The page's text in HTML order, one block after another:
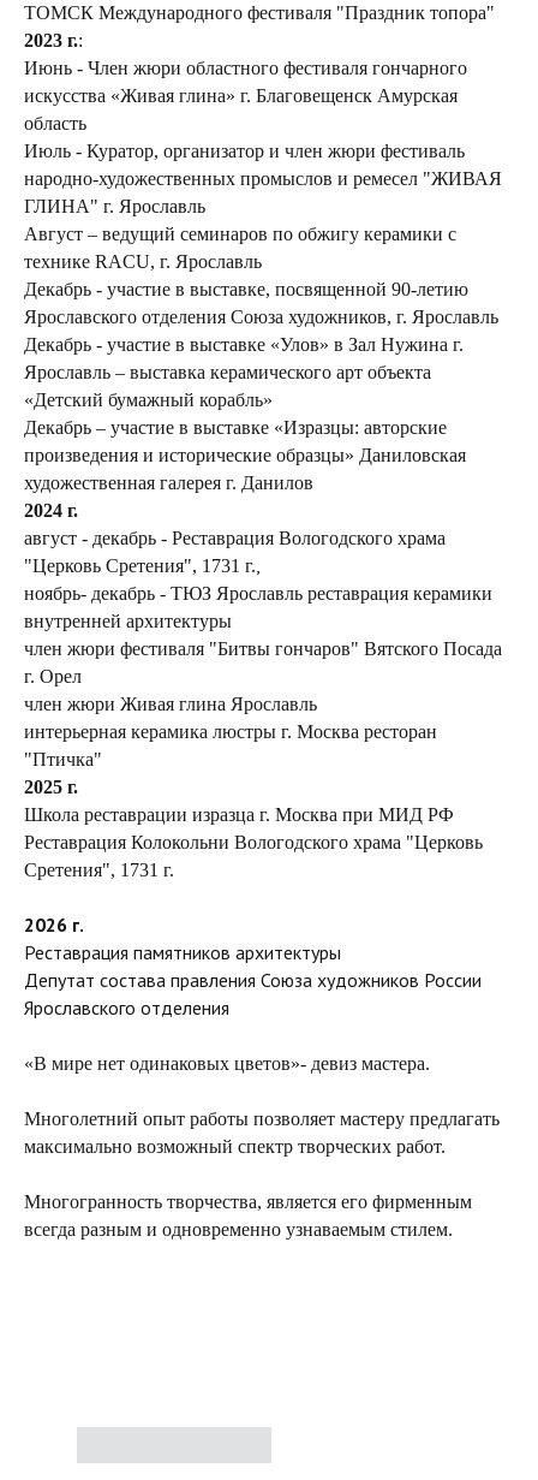
ТОМСК Международного фестиваля "Праздник топора"
2023 г.:
Июнь - Член жюри областного фестиваля гончарного
искусства «Живая глина» г. Благовещенск Амурская
область
Июль - Куратор, организатор и член жюри фестиваль
народно-художественных промыслов и ремесел "ЖИВАЯ
ГЛИНА" г. Ярославль
Август – ведущий семинаров по обжигу керамики с
технике RACU, г. Ярославль
Декабрь - участие в выставке, посвященной 90-летию
Ярославского отделения Союза художников, г. Ярославль
Декабрь - участие в выставке «Улов» в Зал Нужина г.
Ярославль – выставка керамического арт объекта
«Детский бумажный корабль»
Декабрь – участие в выставке «Изразцы: авторские
произведения и исторические образцы» Даниловская
художественная галерея г. Данилов
2024 г.
август - декабрь - Реставрация Вологодского храма
"Церковь Сретения", 1731 г.,
ноябрь- декабрь - ТЮЗ Ярославль реставрация керамики
внутренней архитектуры
член жюри фестиваля "Битвы гончаров" Вятского Посада
г. Орел
член жюри Живая глина Ярославль
интерьерная керамика люстры г. Москва ресторан
"Птичка"
2025 г.
Школа реставрации изразца г. Москва при МИД РФ
Реставрация Колокольни Вологодского храма "Церковь
Сретения", 1731 г.
2026 г.
Реставрация памятников архитектуры
Депутат состава правления Союза художников России
Ярославского отделения
«В мире нет одинаковых цветов»- девиз мастера.
Многолетний опыт работы позволяет мастеру предлагать
максимально возможный спектр творческих работ.
Многогранность творчества, является его фирменным
всегда разным и одновременно узнаваемым стилем.